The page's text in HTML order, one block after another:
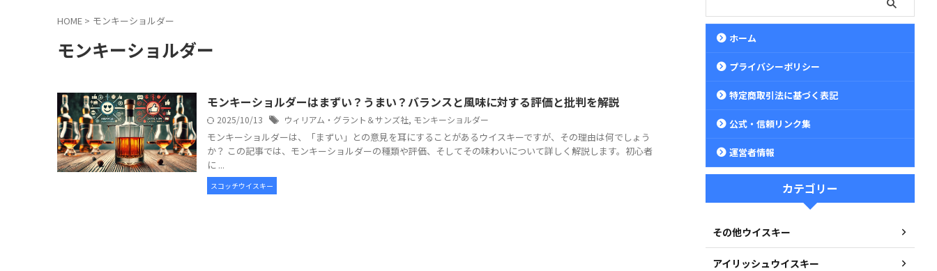
HOME > モンキーショルダー
モンキーショルダー
モンキーショルダーはまずい？うまい？バランスと風味に対する評価と批判を解説
2025/10/13 ウィリアム・グラント＆サンズ社, モンキーショルダー
モンキーショルダーは、「まずい」との意見を耳にすることがあるウイスキーですが、その理由は何でしょう
か？ この記事では、モンキーショルダーの種類や評価、そしてその味わいについて詳しく解説します。初心者
に ...
スコッチウイスキー
ホーム
プライバシーポリシー
特定商取引法に基づく表記
公式・信頼リンク集
運営者情報
カテゴリー
その他ウイスキー
アイリッシュウイスキー